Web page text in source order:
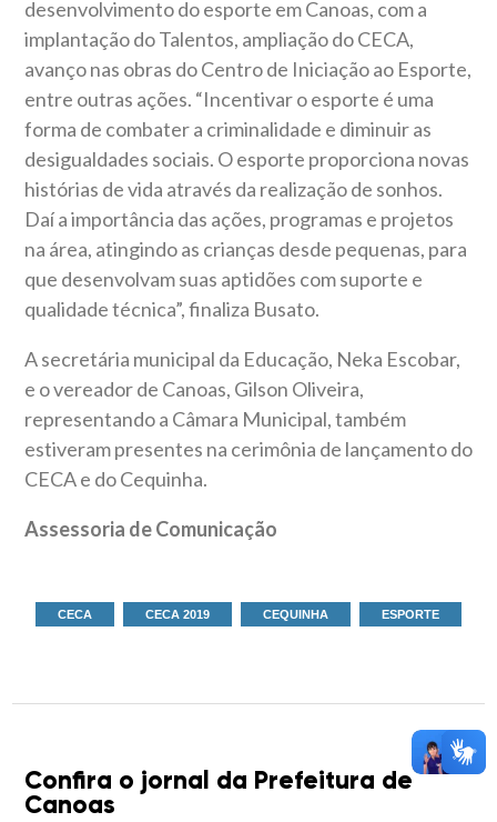
desenvolvimento do esporte em Canoas, com a
implantação do Talentos, ampliação do CECA,
avanço nas obras do Centro de Iniciação ao Esporte,
entre outras ações. “Incentivar o esporte é uma
forma de combater a criminalidade e diminuir as
desigualdades sociais. O esporte proporciona novas
histórias de vida através da realização de sonhos.
Daí a importância das ações, programas e projetos
na área, atingindo as crianças desde pequenas, para
que desenvolvam suas aptidões com suporte e
qualidade técnica”, finaliza Busato.
A secretária municipal da Educação, Neka Escobar,
e o vereador de Canoas, Gilson Oliveira,
representando a Câmara Municipal, também
estiveram presentes na cerimônia de lançamento do
CECA e do Cequinha.
Assessoria de Comunicação
CECA CECA 2019 CEQUINHA ESPORTE
Confira o jornal da Prefeitura de
Canoas